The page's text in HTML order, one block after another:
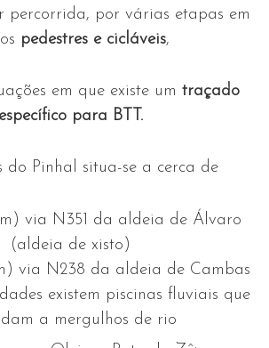
percorrida, por várias etapas em
pedestres e cicláveis,
em que existe um traçado
específico para BTT.
do Pinhal situa-se a cerca de
) via N351 da aldeia de Álvaro
(aldeia de xisto)
) via N238 da aldeia de Cambas
existem piscinas fluviais que
a mergulhos de rio